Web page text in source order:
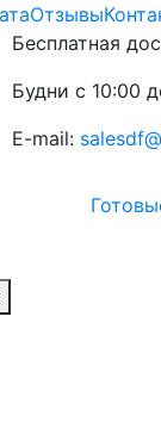
Отзывы
Бесплатная
Будни с 10:00
E-mail: